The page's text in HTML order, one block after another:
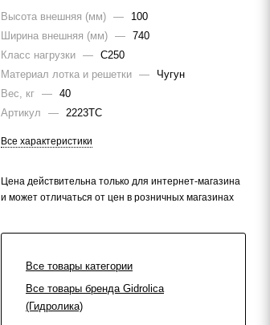
Высота внешняя (мм) —
100
Ширина внешняя (мм) — 740
Класс нагрузки — C250
Материал лотка и решетки —
Чугун
Вес, кг — 40
Артикул
— 2223ТС
Все характеристики
Цена действительна только для интернет-магазина
и может отличаться от цен в розничных магазинах
Все товары категории
Все товары бренда Gidrolica
(Гидролика)